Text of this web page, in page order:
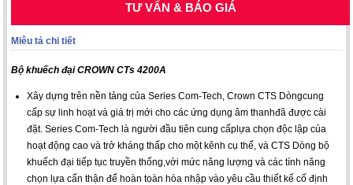
TƯ VẤN & BÁO GIÁ
Miêu tả chi tiết
Bộ khuếch đại CROWN CTs 4200A
Xây dựng trên nền tảng của Series Com-Tech, Crown CTS Dòngcung
cấp sự linh hoạt và giá trị mới cho các ứng dụng âm thanhđã được cài
đặt. Series Com-Tech là người đầu tiên cung cấplựa chọn độc lập của
hoạt động cao và trở kháng thấp cho một kênh cụ thể, và CTS Dòng bộ
khuếch đại tiếp tục truyền thống,với mức năng lượng và các tính năng
chọn lựa cẩn thận để hoàn toàn hòa nhập vào yêu cầu thiết kế cố định